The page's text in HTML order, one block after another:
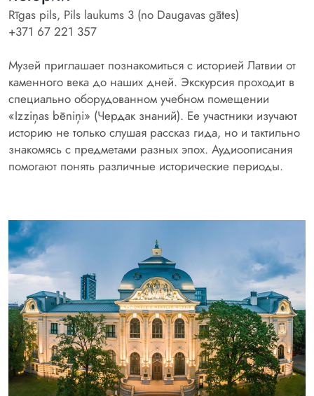
Rīgas pils, Pils laukums 3 (no Daugavas gātes)
+371 67 221 357
Музей приглашает познакомиться с историей Латвии от
каменного века до наших дней. Экскурсия проходит в
специально оборудованном учебном помещении
«Izziņas bēniņi» (Чердак знаний). Ее участники изучают
историю не только слушая рассказ гида, но и тактильно
знакомясь с предметами разных эпох. Аудиоописания
помогают понять различные исторические периоды.